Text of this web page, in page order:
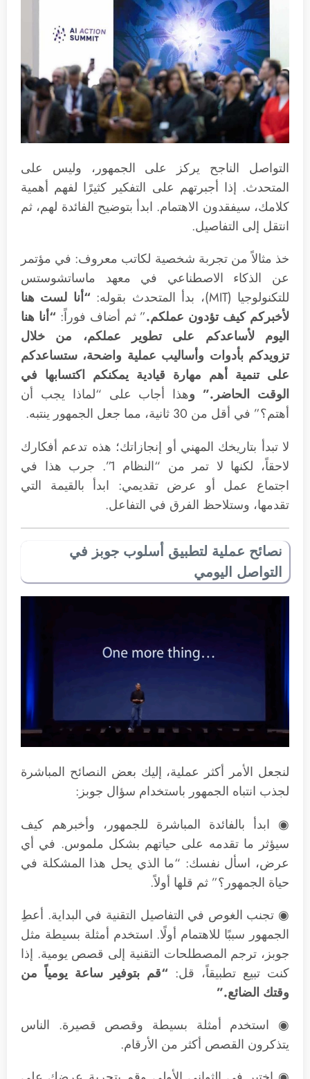
التواصل الناجح يركز على الجمهور، وليس على
المتحدث. إذا أجبرتهم على التفكير كثيرًا لفهم أهمية
كلامك، سيفقدون الاهتمام. ابدأ بتوضيح الفائدة لهم، ثم
انتقل إلى التفاصيل.
خذ مثالاً من تجربة شخصية لكاتب معروف: في مؤتمر
عن الذكاء الاصطناعي في معهد ماساتشوستس
للتكنولوجيا (MIT)، بدأ المتحدث بقوله:
“أنا لست هنا
لأخبركم كيف تؤدون عملكم.” ثم أضاف فوراً: “أنا هنا
اليوم لأساعدكم على تطوير عملكم، من خلال
تزويدكم بأدوات وأساليب عملية واضحة، ستساعدكم
على تنمية أهم مهارة قيادية يمكنكم اكتسابها في
الوقت الحاضر.” وهذا أجاب على “لماذا يجب أن
أهتم؟” في أقل من 30 ثانية، مما جعل الجمهور ينتبه.
لا تبدأ بتاريخك المهني أو إنجازاتك؛ هذه تدعم أفكارك
لاحقاً، لكنها لا تمر من “النظام 1”. جرب هذا في
اجتماع عمل أو عرض تقديمي: ابدأ بالقيمة التي
تقدمها، وستلاحظ الفرق في التفاعل.
نصائح عملية لتطبيق أسلوب جوبز في
التواصل اليومي
لنجعل الأمر أكثر عملية، إليك بعض النصائح المباشرة
لجذب انتباه الجمهور باستخدام سؤال جوبز:
◉ ابدأ بالفائدة المباشرة للجمهور، وأخبرهم كيف
سيؤثر ما تقدمه على حياتهم بشكل ملموس. في أي
عرض، اسأل نفسك: “ما الذي يحل هذا المشكلة في
حياة الجمهور؟” ثم قلها أولاً.
◉ تجنب الغوص في التفاصيل التقنية في البداية. أعطِ
الجمهور سببًا للاهتمام أولًا. استخدم أمثلة بسيطة مثل
جوبز، ترجم المصطلحات التقنية إلى قصص يومية. إذا
كنت تبيع تطبيقاً، قل: “قم بتوفير ساعة يومياً من
وقتك الضائع.”
◉ استخدم أمثلة بسيطة وقصص قصيرة. الناس
يتذكرون القصص أكثر من الأرقام.